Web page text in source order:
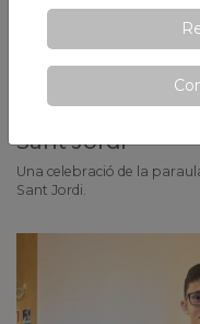
Sant Jordi
Una celebració de la
Sant Jordi.